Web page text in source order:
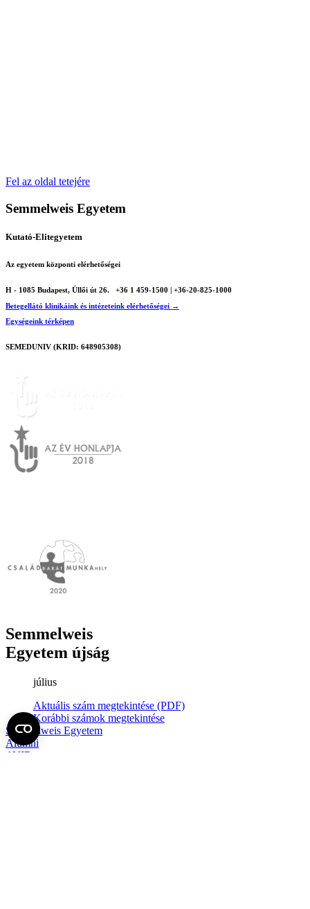
Fel az oldal tetejére
Semmelweis Egyetem
Kutató-Elitegyetem
Az egyetem központi elérhetőségei
H - 1085 Budapest, Üllői út 26.
+36 1 459-1500 | +36-20-825-1000
Betegellátó klinikáink és intézeteink elérhetőségei →
Egységeink térképen
SEMEDUNIV (KRID: 648905308)
Semmelweis
Egyetem újság
július
Aktuális szám megtekintése (PDF)
Korábbi számok megtekintése
Semmelweis Egyetem
Alumni
AVIR